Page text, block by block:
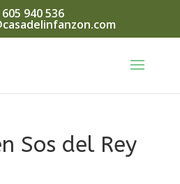
940 536
Sos del Rey